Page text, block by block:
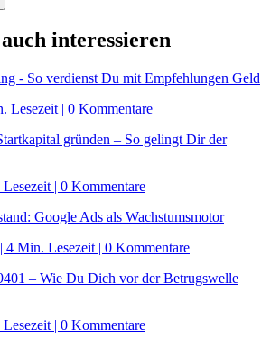
interessieren
- So verdienst Du mit Empfehlungen Geld
Lesezeit | 0 Kommentare
gründen – So gelingt Dir der
| 0 Kommentare
Google Ads als Wachstumsmotor
| 4 Min. Lesezeit | 0 Kommentare
– Wie Du Dich vor der Betrugswelle
| 0 Kommentare